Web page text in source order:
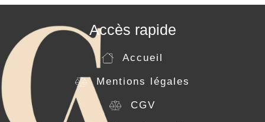
Accès rapide
Accueil
Mentions légales
CGV